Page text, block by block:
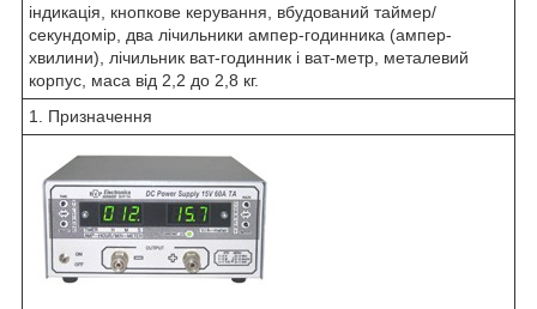
індикація, кнопкове керування, вбудований таймер/
секундомір, два лічильники ампер-годинника (ампер-
хвилини), лічильник ват-годинник і ват-метр, металевий
корпус, маса від 2,2 до 2,8 кг.
1. Призначення